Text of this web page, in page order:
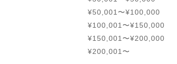
¥50,001〜¥100,000
¥100,001〜¥150,000
¥150,001〜¥200,000
¥200,001〜